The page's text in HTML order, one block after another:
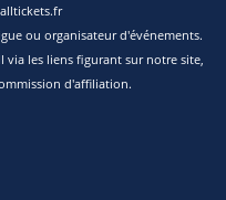
ou organisateur d'événements.
les liens figurant sur notre site,
d'affiliation.